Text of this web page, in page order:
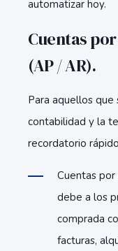
automatizar hoy.
Cuentas
(AP / AR).
Para aquellos que
contabilidad y la
recordatorio
Cuentas
debe a los
comprada
facturas,